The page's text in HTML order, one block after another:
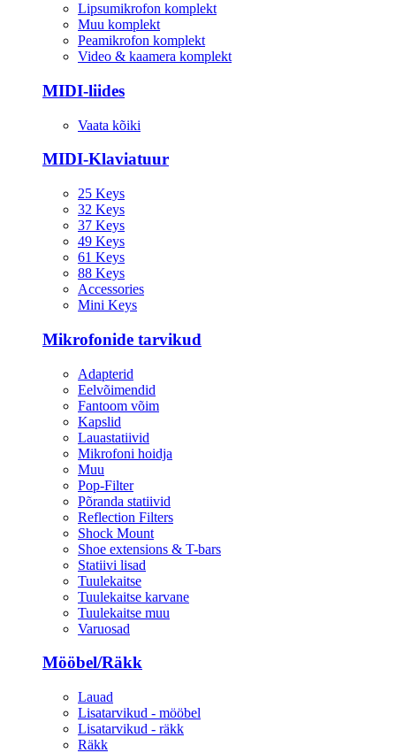
Lipsumikrofon komplekt
Muu komplekt
Peamikrofon komplekt
Video & kaamera komplekt
MIDI-liides
Vaata kõiki
MIDI-Klaviatuur
25 Keys
32 Keys
37 Keys
49 Keys
61 Keys
88 Keys
Accessories
Mini Keys
Mikrofonide tarvikud
Adapterid
Eelvõimendid
Fantoom võim
Kapslid
Lauastatiivid
Mikrofoni hoidja
Muu
Pop-Filter
Põranda statiivid
Reflection Filters
Shock Mount
Shoe extensions & T-bars
Statiivi lisad
Tuulekaitse
Tuulekaitse karvane
Tuulekaitse muu
Varuosad
Mööbel/Räkk
Lauad
Lisatarvikud - mööbel
Lisatarvikud - räkk
Räkk